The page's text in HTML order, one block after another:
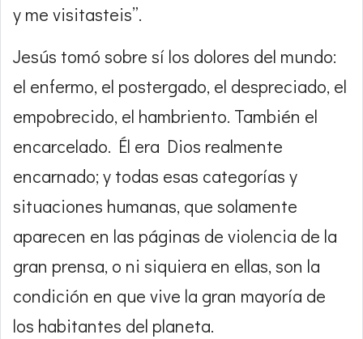
y me visitasteis”.
Jesús tomó sobre sí los dolores del mundo:
el enfermo, el postergado, el despreciado, el
empobrecido, el hambriento. También el
encarcelado. Él era Dios realmente
encarnado; y todas esas categorías y
situaciones humanas, que solamente
aparecen en las páginas de violencia de la
gran prensa, o ni siquiera en ellas, son la
condición en que vive la gran mayoría de
los habitantes del planeta.